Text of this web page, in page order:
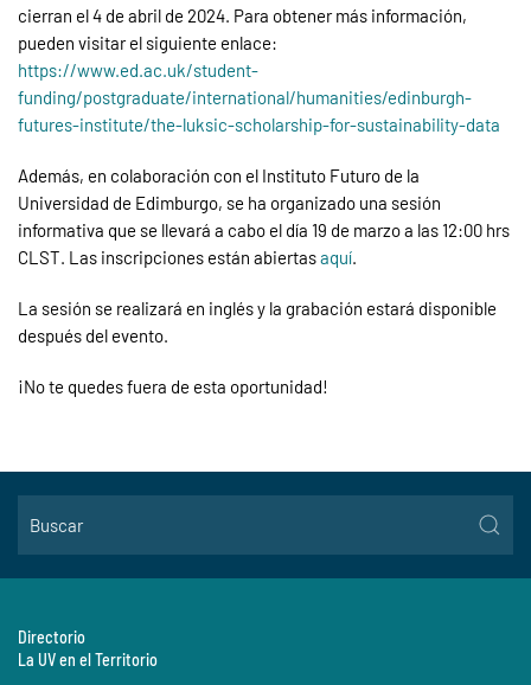
cierran el 4 de abril de 2024. Para obtener más información,
pueden visitar el siguiente enlace:
https://www.ed.ac.uk/student-
funding/postgraduate/international/humanities/edinburgh-
futures-institute/the-luksic-scholarship-for-sustainability-data
Además, en colaboración con el Instituto Futuro de la
Universidad de Edimburgo, se ha organizado una sesión
informativa que se llevará a cabo el día 19 de marzo a las 12:00 hrs
CLST. Las inscripciones están abiertasaquí.
La sesión se realizará en inglés y la grabación estará disponible
después del evento.
¡No te quedes fuera de esta oportunidad!
Directorio
La UV en el Territorio